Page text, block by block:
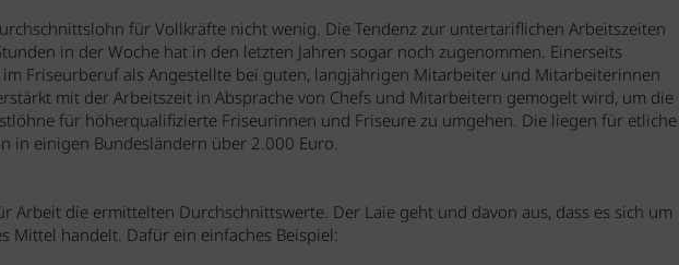
für Vollkräfte nicht wenig. Die Tendenz zur untertariflichen Arbeitszeiten
in der Woche hat in den letzten Jahren sogar noch zugenommen. Einerseits
Friseurberuf als Angestellte bei guten, langjährigen Mitarbeiter und Mitarbeiterinnen
mit der Arbeitszeit in Absprache von Chefs und Mitarbeitern gemogelt wird, um die
für höherqualifizierte Friseurinnen und Friseure zu umgehen. Die liegen für etliche
in einigen Bundesländern über 2.000 Euro.
Arbeit die ermittelten Durchschnittswerte. Der Laie geht und davon aus, dass es sich um
Mittel handelt. Dafür ein einfaches Beispiel: